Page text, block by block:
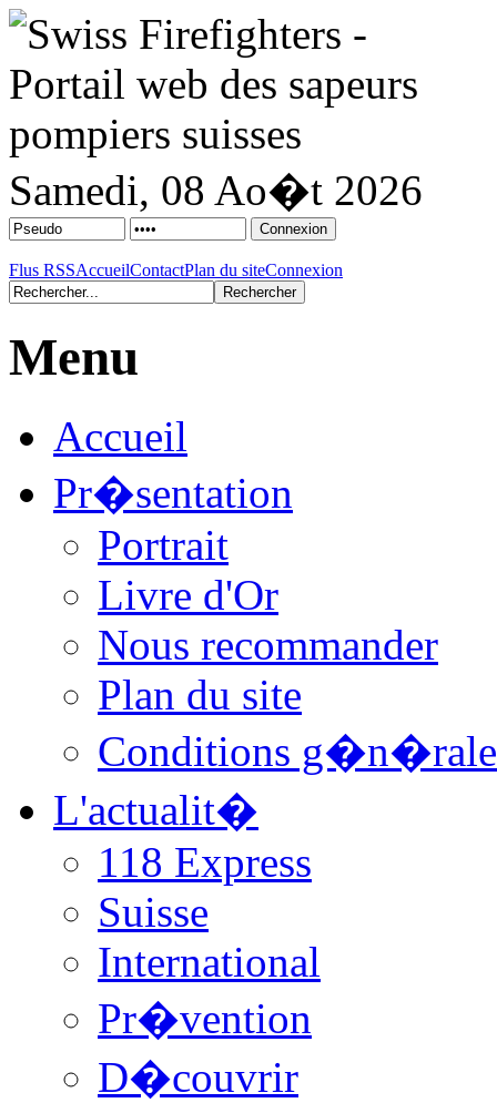
Samedi, 08 Ao�t 2026
Flus RSSAccueilContactPlan du siteConnexion
Menu
Accueil
Pr�sentation
Portrait
Livre d'Or
Nous recommander
Plan du site
Conditions
L'actualit�
118 Express
Suisse
International
Pr�vention
D�couvrir